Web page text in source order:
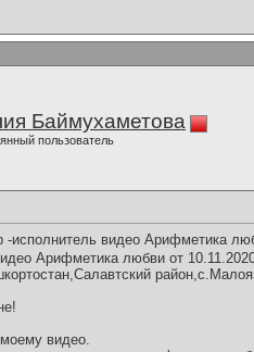
Баймухаметова
пользователь
-исполнитель видео Арифметика
Арифметика любви от
видео.